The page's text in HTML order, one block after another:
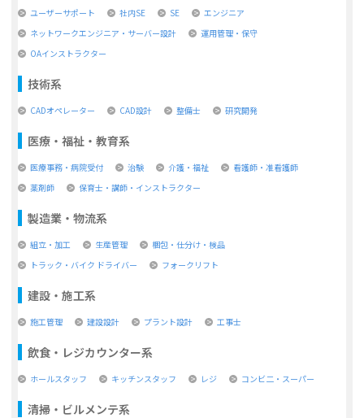
ユーザーサポート 社内SE SE
エンジニア
ネットワークエンジニア・サーバー設計
運用管理・保守
OAインストラクター
技術系
CADオペレーター CAD設計 整備士 研究開発
医療・福祉・教育系
医療事務・病院受付 治験 介護・福祉
看護師・准看護師
薬剤師
保育士・講師・インストラクター
製造業・物流系
組立・加工 生産管理
梱包・仕分け・検品
トラック・バイク ドライバー
フォークリフト
建設・施工系
施工管理 建設設計 プラント設計 工事士
飲食・レジカウンター系
ホールスタッフ キッチンスタッフ レジ コンビ二・スーパー
清掃・ビルメンテ系